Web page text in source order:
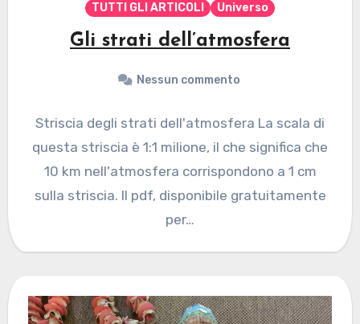
TUTTI GLI ARTICOLI
Universo
Gli strati dell’atmosfera
Nessun commento
Striscia degli strati dell'atmosfera La scala di
questa striscia è 1:1 milione, il che significa che
10 km nell'atmosfera corrispondono a 1 cm
sulla striscia. Il pdf, disponibile gratuitamente
per…